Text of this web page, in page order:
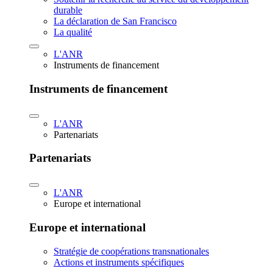
durable
La déclaration de San Francisco
La qualité
L'ANR
Instruments de financement
Instruments de financement
L'ANR
Partenariats
Partenariats
L'ANR
Europe et international
Europe et international
Stratégie de coopérations transnationales
Actions et instruments spécifiques